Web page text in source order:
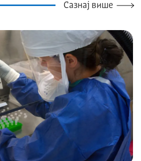
Сазнај више